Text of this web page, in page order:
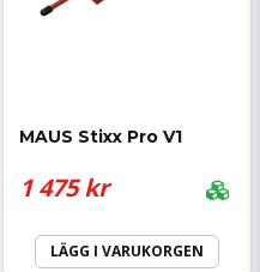
MAUS Stixx Pro V1
1 475 kr
LÄGG I VARUKORGEN